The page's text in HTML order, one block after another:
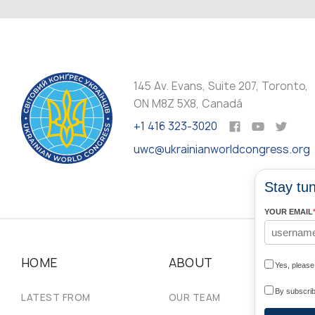
145 Av. Evans, Suite 207, Toronto,
ON M8Z 5X8, Canadá
+1 416 323-3020
uwc@ukrainianworldcongress.org
HOME
LATEST FROM
ABOUT
OUR TEAM
Stay
YOUR EMAIL*
Yes,
By